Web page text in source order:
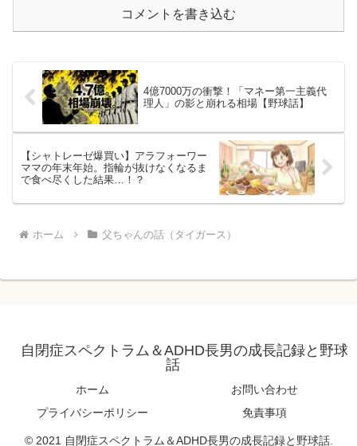
コメントを書き込む
4億7000万の衝撃！「マネー第一主義代
理人」の影と崩れる相場【野球話】
【シャトレーゼ爆買い】アラフォーワー
ママの年末年始。指輪が抜けなくなるま
で食べ尽くした結果…！？
ホーム 父ちゃんの話（タイガース）
自閉症スペクトラム＆ADHD長男の成長記録と野球
話
ホーム
お問い合わせ
プライバシーポリシー
免責事項
© 2021 自閉症スペクトラム＆ADHD長男の成長記録と野球話.